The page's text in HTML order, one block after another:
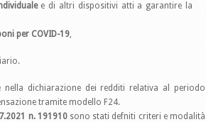
e di altri dispositivi atti a garantire la
per COVID-19,
dichiarazione dei redditi relativa al periodo
tramite modello F24.
n. 191910 sono stati defniti criteri e modalità